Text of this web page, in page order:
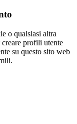
o qualsiasi altra
profili utente
su questo sito web